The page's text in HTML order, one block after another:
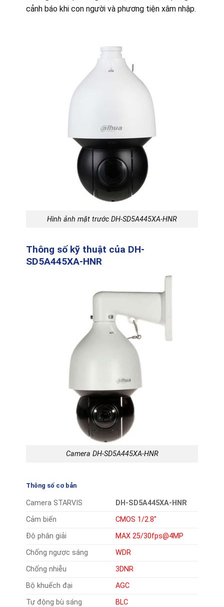
cảnh báo khi con người và phương tiện xâm nhập.
Hình ảnh mặt trước DH-SD5A445XA-HNR
Thông số kỹ thuật của DH-
SD5A445XA-HNR
Camera DH-SD5A445XA-HNR
Thông số cơ bản
Camera STARVIS
DH-SD5A445XA-HNR
Cảm biến
CMOS 1/2.8″
Độ phân giải
MAX 25/30fps@4MP
Chống ngược sáng
WDR
Chống nhiễu
3DNR
Bộ khuếch đại
AGC
Tự động bù sáng
BLC